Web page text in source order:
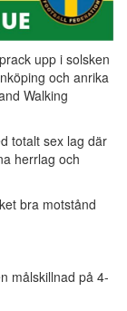
upp i solsken
och anrika
Walking
totalt sex lag där
herrlag och
bra motstånd
målskillnad på 4-